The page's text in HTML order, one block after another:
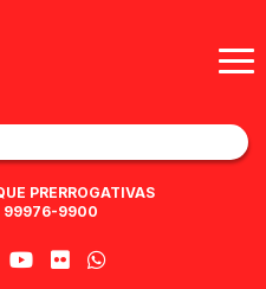
PRERROGATIVAS
99976-9900